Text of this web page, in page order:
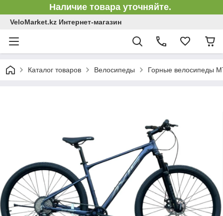
Наличие товара уточняйте.
VeloMarket.kz Интернет-магазин
Каталог товаров Велосипеды Горные велосипеды